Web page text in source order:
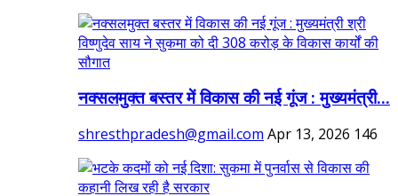
नक्सलमुक्त बस्तर में विकास की नई गूंज : मुख्यमंत्री...
shresthpradesh@gmail.com Apr 13, 2026 146